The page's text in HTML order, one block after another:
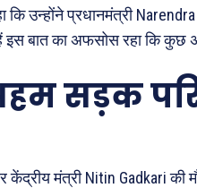
कि उन्होंने प्रधानमंत्री
बात का अफसोस रहा कि कुछ
सड़क
केंद्रीय मंत्रीNitin Gadkariकी